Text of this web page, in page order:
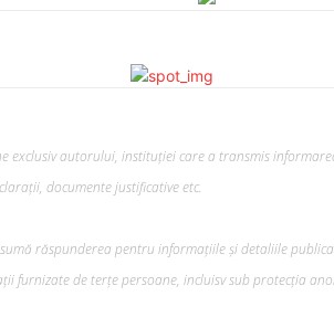
exclusiv autorului, instituției care a transmis
documente justificative etc.
răspunderea pentru informațiile și detaliile
furnizate de terțe persoane, incluisv sub protecția